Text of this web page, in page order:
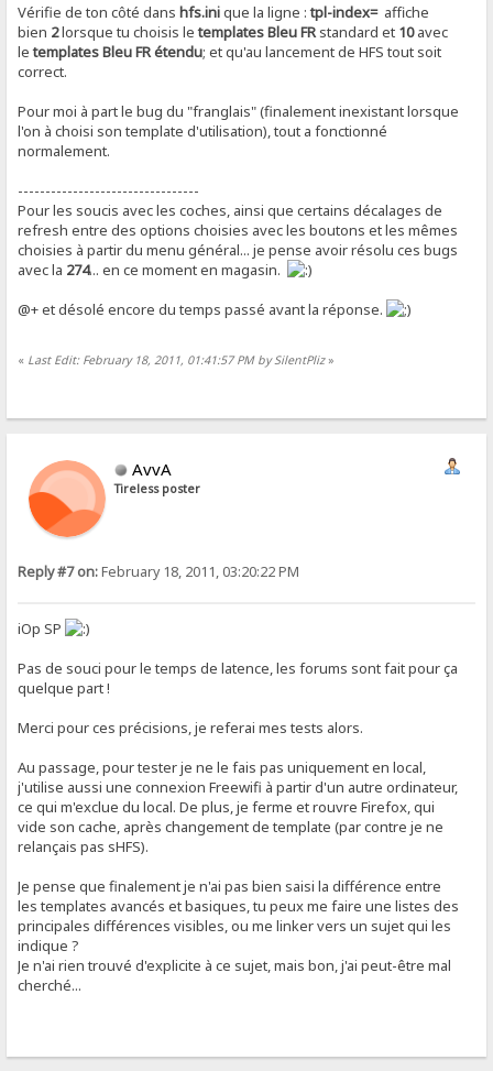
Vérifie de ton côté danshfs.inique la ligne :tpl-index=affiche
bien 2lorsque tu choisis letemplates Bleu FRstandard et 10avec
letemplates Bleu FR étendu; et qu'au lancement de HFS tout soit
correct.
Pour moi à part le bug du "franglais" (finalement inexistant lorsque
l'on à choisi son template d'utilisation), tout a fonctionné
normalement.
---------------------------------
Pour les soucis avec les coches, ainsi que certains décalages de
refresh entre des options choisies avec les boutons et les mêmes
choisies à partir du menu général... je pense avoir résolu ces bugs
avec la 274... en ce moment en magasin.
@+ et désolé encore du temps passé avant la réponse.
« Last Edit: February 18, 2011, 01:41:57 PM by SilentPliz»
AvvA
Tireless poster
Reply #7 on:February 18, 2011, 03:20:22 PM
iOp SP
Pas de souci pour le temps de latence, les forums sont fait pour ça
quelque part !
Merci pour ces précisions, je referai mes tests alors.
Au passage, pour tester je ne le fais pas uniquement en local,
j'utilise aussi une connexion Freewifi à partir d'un autre ordinateur,
ce qui m'exclue du local. De plus, je ferme et rouvre Firefox, qui
vide son cache, après changement de template (par contre je ne
relançais pas sHFS).
Je pense que finalement je n'ai pas bien saisi la différence entre
les templates avancés et basiques, tu peux me faire une listes des
principales différences visibles, ou me linker vers un sujet qui les
indique ?
Je n'ai rien trouvé d'explicite à ce sujet, mais bon, j'ai peut-être mal
cherché...